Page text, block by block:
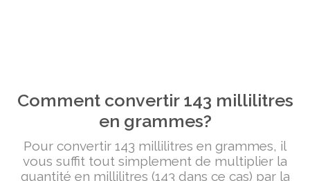
Comment convertir 143 millilitres
en grammes?
Pour convertir 143 millilitres en grammes, il
vous suffit tout simplement de multiplier la
quantité en millilitres (143 dans ce cas) par la